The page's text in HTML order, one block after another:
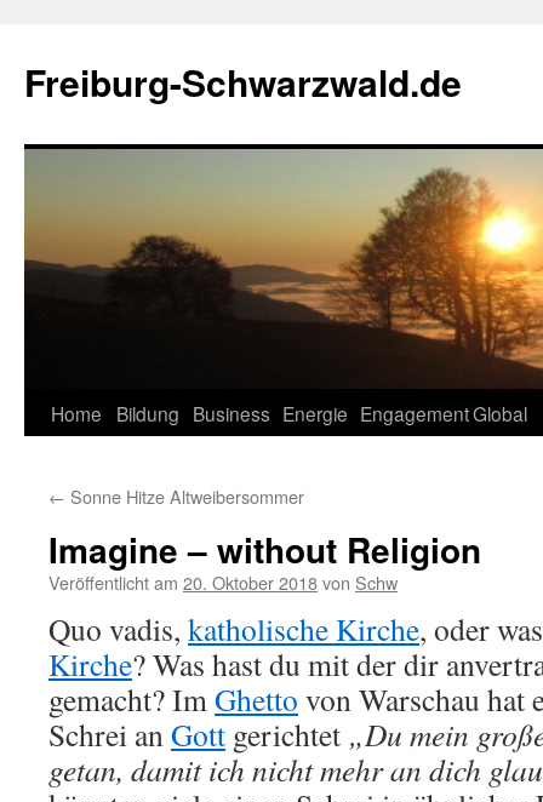
springen
Freiburg-Schwarzwald.de
Home Bildung Business Energie EngagementGlobal
← Sonne Hitze Altweibersommer
Imagine – without Religion
Veröffentlicht am 20. Oktober 2018von Schw
Quo vadis, katholische Kirche, oder
Kirche? Was hast du mit der dir
gemacht? ImGhetto von Warschau hat
Schrei anGott gerichtet „Du mein
getan, damit ich nicht mehr an dich